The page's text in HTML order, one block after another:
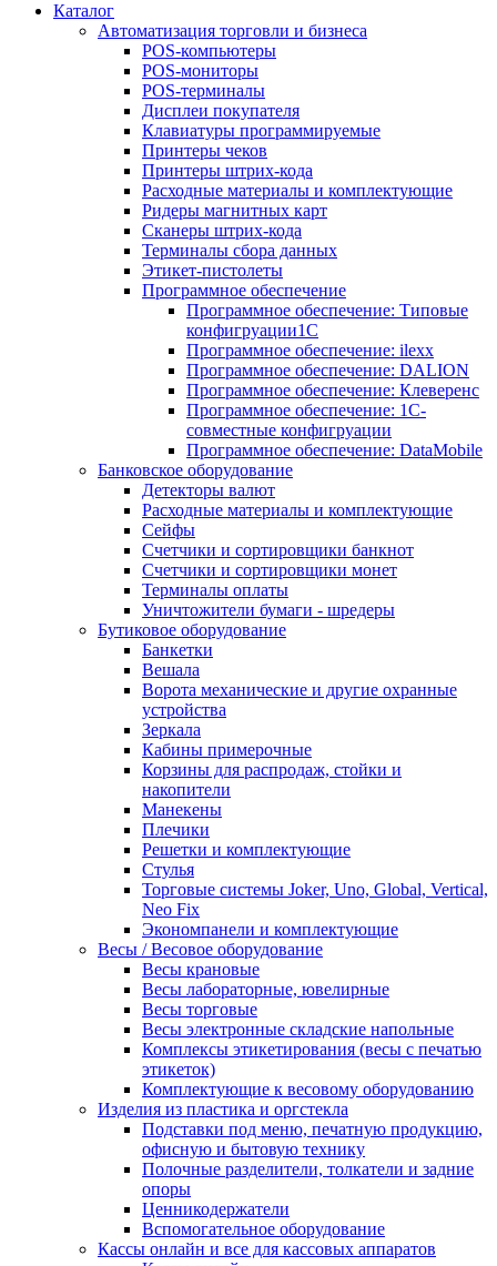
Каталог
Автоматизация торговли и бизнеса
POS-компьютеры
POS-мониторы
POS-терминалы
Дисплеи покупателя
Клавиатуры программируемые
Принтеры чеков
Принтеры штрих-кода
Расходные материалы и комплектующие
Ридеры магнитных карт
Сканеры штрих-кода
Терминалы сбора данных
Этикет-пистолеты
Программное обеспечение
Программное обеспечение: Типовые
конфигруации1С
Программное обеспечение: ilexx
Программное обеспечение: DALION
Программное обеспечение: Клеверенс
Программное обеспечение: 1С-
совместные конфигруации
Программное обеспечение: DataMobile
Банковское оборудование
Детекторы валют
Расходные материалы и комплектующие
Сейфы
Счетчики и сортировщики банкнот
Счетчики и сортировщики монет
Терминалы оплаты
Уничтожители бумаги - шредеры
Бутиковое оборудование
Банкетки
Вешала
Ворота механические и другие охранные
устройства
Зеркала
Кабины примерочные
Корзины для распродаж, стойки и
накопители
Манекены
Плечики
Решетки и комплектующие
Стулья
Торговые системы Joker, Uno, Global, Vertical,
Neo Fix
Экономпанели и комплектующие
Весы / Весовое оборудование
Весы крановые
Весы лабораторные, ювелирные
Весы торговые
Весы электронные складские напольные
Комплексы этикетирования (весы с печатью
этикеток)
Комплектующие к весовому оборудованию
Изделия из пластика и оргстекла
Подставки под меню, печатную продукцию,
офисную и бытовую технику
Полочные разделители, толкатели и задние
опоры
Ценникодержатели
Вспомогательное оборудование
Кассы онлайн и все для кассовых аппаратов